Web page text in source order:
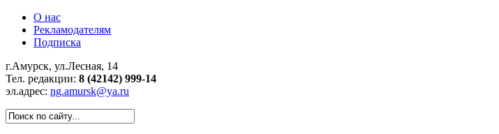
О нас
Рекламодателям
Подписка
г.Амурск, ул.Лесная, 14
Тел. редакции: 8 (42142) 999-14
эл.адрес: ng.amursk@ya.ru